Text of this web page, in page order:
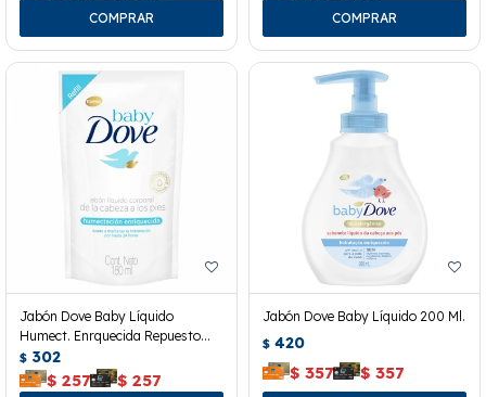
Jabón Dove Baby Líquido
Humect. Enrquecida Repuesto
180 Ml.
$ 302
$ 257 $ 257
Jabón Dove Baby Líquido 200 Ml.
$ 420
$ 357 $ 357